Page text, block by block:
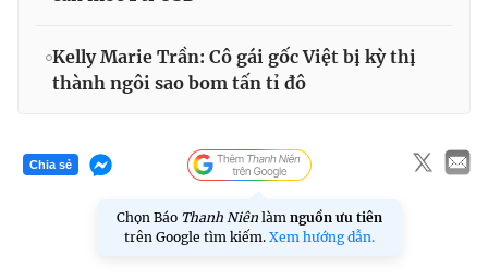
Kelly Marie Trần: Cô gái gốc Việt bị kỳ thị
thành ngôi sao bom tấn tỉ đô
Chia sẻ
Chọn Báo Thanh Niên làm nguồn ưu tiên
trên Google tìm kiếm. Xem hướng dẫn.